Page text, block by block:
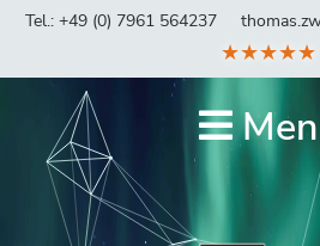
Tel.: +49 (0) 7961 564237
★★★★★